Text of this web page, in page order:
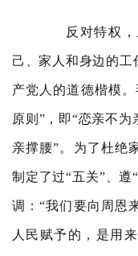
反对特权，
己、家人和身边的工
产党人的道德楷模
原则”，即“恋亲不
亲撑腰”。为了杜绝
制定了过“五关”、遵
调：“我们要向周恩
人民赋予的，是用